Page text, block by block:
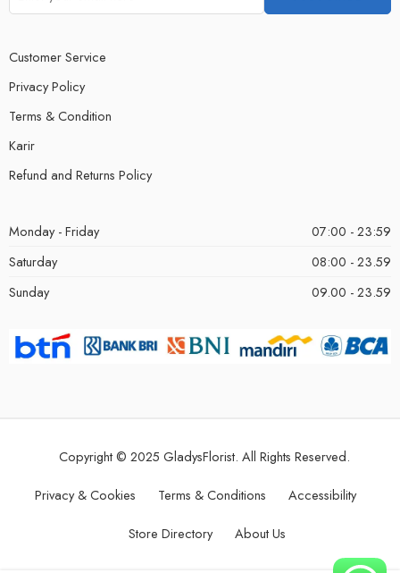
Customer Service
Privacy Policy
Terms & Condition
Karir
Refund and Returns Policy
Monday - Friday
07:00 - 23:59
Saturday
08:00 - 23.59
Sunday
09.00 - 23.59
Copyright © 2025 GladysFlorist. All Rights Reserved.
Privacy & Cookies Terms & Conditions Accessibility
Store Directory About Us